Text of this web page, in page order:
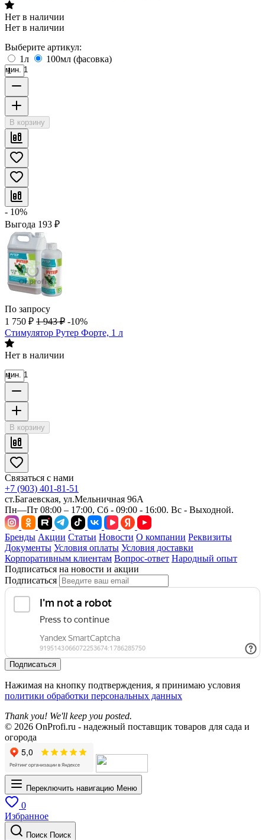
Нет в наличии
Нет в наличии
Выберите артикул:
1л
100мл (фасовка)
мин. 1
В корзину
- 10%
Выгода 193 ₽
По запросу
1 750 ₽ 1 943 ₽ -10%
Стимулятор Рутер Форте, 1 л
Нет в наличии
мин. 1
В корзину
Связаться с нами
+7 (903) 401-81-51
ст.Багаевская, ул.Мельничная 96А
Пн—Пт 08:00 – 17:00, Сб - 09:00 - 16:00. Вс - Выходной.
Бренды Акции Статьи Новости О компании Реквизиты
Документы Условия оплаты Условия доставки
Корпоративным клиентам Вопрос-ответ Народный опыт
Подписаться на новости и акции
Подписаться
Подписаться
Нажимая на кнопку подтверждения, я принимаю условия
политики обработки персональных данных
Thank you! We'll keep you posted.
© 2026 OnProfi.ru - надежный поставщик товаров для сада и
огорода
Переключить навигацию Меню
0
Избранное
Поиск Поиск